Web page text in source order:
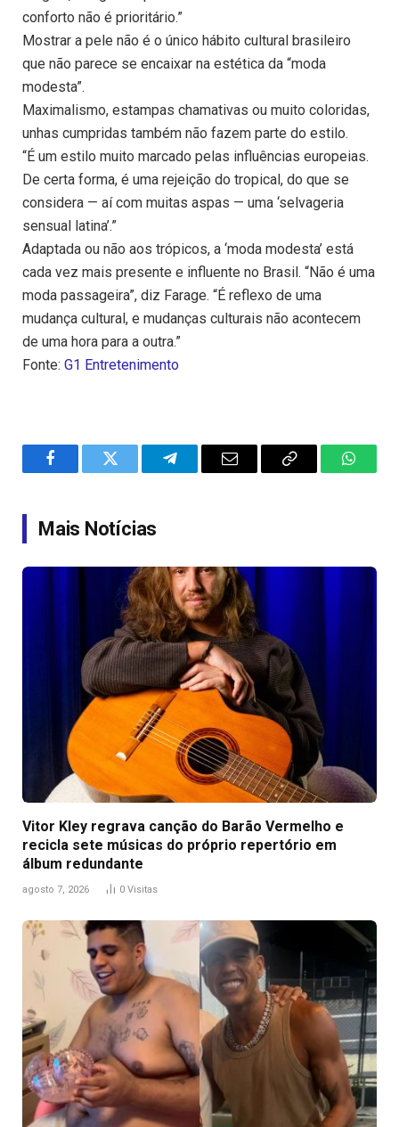
conforto não é prioritário.”
Mostrar a pele não é o único hábito cultural brasileiro
que não parece se encaixar na estética da “moda
modesta”.
Maximalismo, estampas chamativas ou muito coloridas,
unhas cumpridas também não fazem parte do estilo.
“É um estilo muito marcado pelas influências europeias.
De certa forma, é uma rejeição do tropical, do que se
considera — aí com muitas aspas — uma ‘selvageria
sensual latina’.”
Adaptada ou não aos trópicos, a ‘moda modesta’ está
cada vez mais presente e influente no Brasil. “Não é uma
moda passageira”, diz Farage. “É reflexo de uma
mudança cultural, e mudanças culturais não acontecem
de uma hora para a outra.”
Fonte: G1 Entretenimento
FacebookTwitter TelegramEmail
Copy
Mais Notícias
Vitor Kley regrava canção do Barão Vermelho e
recicla sete músicas do próprio repertório em
álbum redundante
agosto 7, 2026 0 Visitas